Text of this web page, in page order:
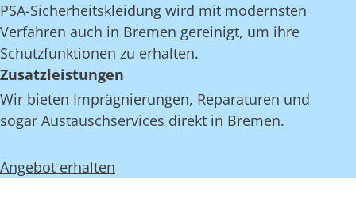
PSA-Sicherheitskleidung wird mit modernsten
Verfahren auch in Bremen gereinigt, um ihre
Schutzfunktionen zu erhalten.
Zusatzleistungen
Wir bieten Imprägnierungen, Reparaturen und
sogar Austauschservices direkt in Bremen.
Angebot erhalten